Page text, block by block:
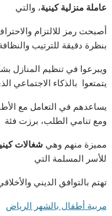
عاملة منزلية كينية، والتي
أصبحت رمز للالتزام
بنظرة دقيقة للترتيب
ويبرعوا في تنظيم المنازل
يتمتعوا بالذكاء الاجتماعي
يساعدهم في التعامل مع
ومع تنامي الطلب، برزت فئة
مميزة منهم وهي شغالات
للأسر المسلمة التي
تهتم بالتوافق الديني
مربية أطفال بالشهر الرياض